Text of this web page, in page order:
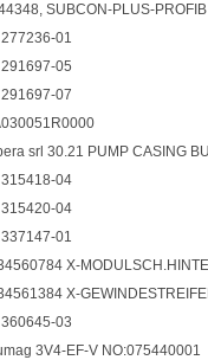
SUBCON-PLUS-
01
05
07
srl 30.21 PUMP CASING
04
04
01
X-
X-
03
3V4-EF-V NO:075440001